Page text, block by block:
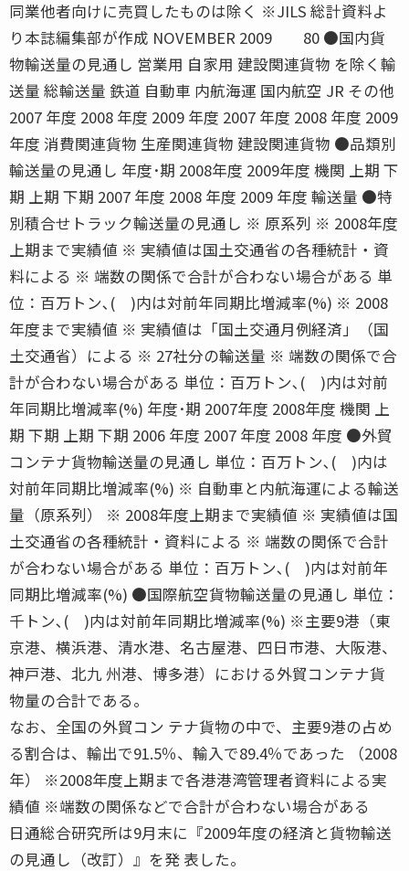
同業他者向けに売買したものは除く ※JILS 総計資料よ
り本誌編集部が作成 NOVEMBER 2009 80 ●国内貨
物輸送量の見通し 営業用 自家用 建設関連貨物 を除く輸
送量 総輸送量 鉄道 自動車 内航海運 国内航空 JR その他
2007 年度 2008 年度 2009 年度 2007 年度 2008 年度 2009
年度 消費関連貨物 生産関連貨物 建設関連貨物 ●品類別
輸送量の見通し 年度･期 2008年度 2009年度 機関 上期 下
期 上期 下期 2007 年度 2008 年度 2009 年度 輸送量 ●特
別積合せトラック輸送量の見通し ※ 原系列 ※ 2008年度
上期まで実績値 ※ 実績値は国土交通省の各種統計・資
料による ※ 端数の関係で合計が合わない場合がある 単
位：百万トン､( )内は対前年同期比増減率(%) ※ 2008
年度まで実績値 ※ 実績値は「国土交通月例経済」（国
土交通省）による ※ 27社分の輸送量 ※ 端数の関係で合
計が合わない場合がある 単位：百万トン､( )内は対前
年同期比増減率(%) 年度･期 2007年度 2008年度 機関 上
期 下期 上期 下期 2006 年度 2007 年度 2008 年度 ●外貿
コンテナ貨物輸送量の見通し 単位：百万トン､( )内は
対前年同期比増減率(%) ※ 自動車と内航海運による輸送
量（原系列） ※ 2008年度上期まで実績値 ※ 実績値は国
土交通省の各種統計・資料による ※ 端数の関係で合計
が合わない場合がある 単位：百万トン､( )内は対前年
同期比増減率(%) ●国際航空貨物輸送量の見通し 単位：
千トン､( )内は対前年同期比増減率(%) ※主要9港（東
京港、横浜港、清水港、名古屋港、四日市港、大阪港、
神戸港、北九 州港、博多港）における外貿コンテナ貨
物量の合計である。
なお、全国の外貿コン テナ貨物の中で、主要9港の占め
る割合は、輸出で91.5％、輸入で89.4％であった （2008
年） ※2008年度上期まで各港港湾管理者資料による実
績値 ※端数の関係などで合計が合わない場合がある
日通総合研究所は9月末に『2009年度の経済と貨物輸送
の見通し（改訂）』を発 表した。